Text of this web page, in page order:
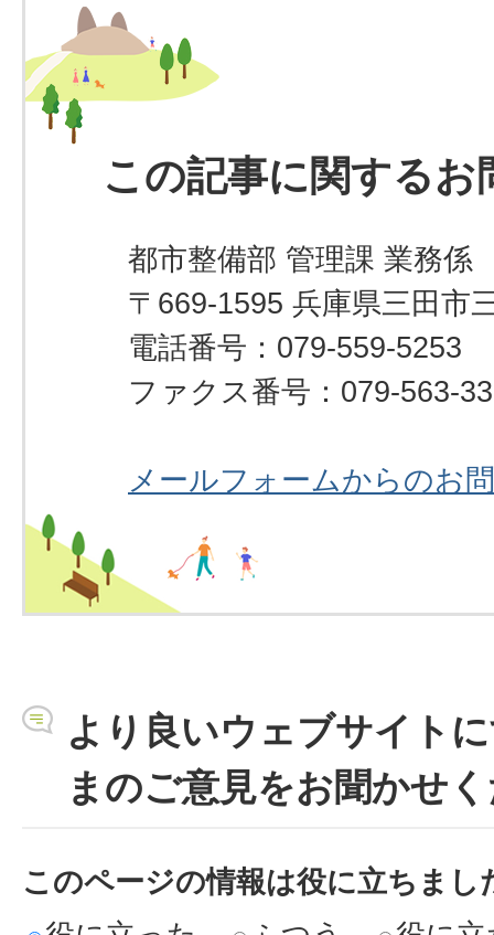
この記事に関するお
都市整備部 管理課 業務係
〒669-1595 兵庫県三田市
電話番号：079-559-5253
ファクス番号：079-563-
メールフォームからのお
より良いウェブサイト
まのご意見をお聞かせ
このページの情報は役に立ちまし